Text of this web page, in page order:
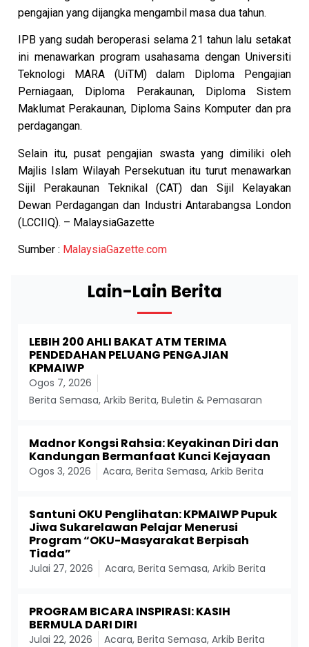
pengajian yang dijangka mengambil masa dua tahun.
IPB yang sudah beroperasi selama 21 tahun lalu setakat
ini menawarkan program usahasama dengan Universiti
Teknologi MARA (UiTM) dalam Diploma Pengajian
Perniagaan, Diploma Perakaunan, Diploma Sistem
Maklumat Perakaunan, Diploma Sains Komputer dan pra
perdagangan.
Selain itu, pusat pengajian swasta yang dimiliki oleh
Majlis Islam Wilayah Persekutuan itu turut menawarkan
Sijil Perakaunan Teknikal (CAT) dan Sijil Kelayakan
Dewan Perdagangan dan Industri Antarabangsa London
(LCCIIQ). – MalaysiaGazette
Sumber : MalaysiaGazette.com
Lain-Lain Berita
LEBIH 200 AHLI BAKAT ATM TERIMA
PENDEDAHAN PELUANG PENGAJIAN
KPMAIWP
Ogos 7, 2026
Berita Semasa, Arkib Berita, Buletin & Pemasaran
Madnor Kongsi Rahsia: Keyakinan Diri dan
Kandungan Bermanfaat Kunci Kejayaan
Ogos 3, 2026 Acara, Berita Semasa, Arkib Berita
Santuni OKU Penglihatan: KPMAIWP Pupuk
Jiwa Sukarelawan Pelajar Menerusi
Program “OKU-Masyarakat Berpisah
Tiada”
Julai 27, 2026 Acara, Berita Semasa, Arkib Berita
PROGRAM BICARA INSPIRASI: KASIH
BERMULA DARI DIRI
Julai 22, 2026 Acara, Berita Semasa, Arkib Berita